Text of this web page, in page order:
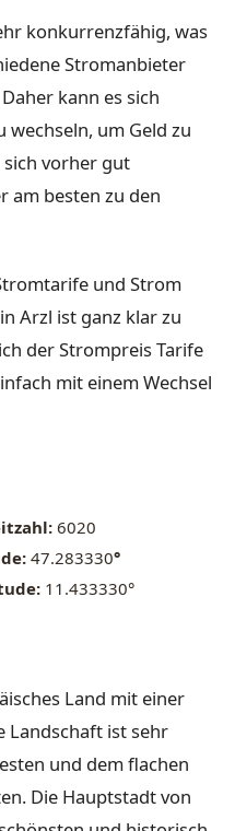
konkurrenzfähig, was
Stromanbieter
kann es sich
um Geld zu
vorher gut
am besten zu den
und Strom
Arzl ist ganz klar zu
der Strompreis Tarife
mit einem Wechsel
6020
47.283330°
11.433330°
Land mit einer
Landschaft ist sehr
und dem flachen
Die Hauptstadt von